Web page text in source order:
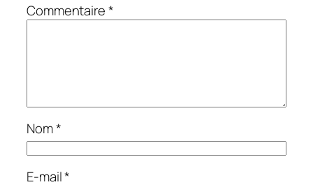
Commentaire*
Nom*
E-mail*